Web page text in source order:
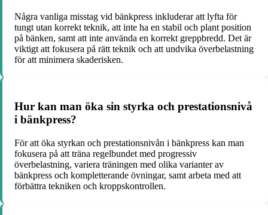
Några vanliga misstag vid bänkpress inkluderar att lyfta för
tungt utan korrekt teknik, att inte ha en stabil och plant position
på bänken, samt att inte använda en korrekt greppbredd. Det är
viktigt att fokusera på rätt teknik och att undvika överbelastning
för att minimera skaderisken.
Hur kan man öka sin styrka och prestationsnivå
i bänkpress?
För att öka styrkan och prestationsnivån i bänkpress kan man
fokusera på att träna regelbundet med progressiv
överbelastning, variera träningen med olika varianter av
bänkpress och kompletterande övningar, samt arbeta med att
förbättra tekniken och kroppskontrollen.